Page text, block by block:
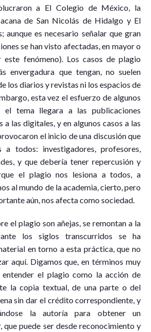
a El Colegio de México, la
de San Nicolás de Hidalgo y El
aunque es necesario señalar que gran
se han visto afectadas, en mayor o
este fenómeno). Los casos de plagio
envergadura que tengan, no suelen
los diarios y revistas ni los espacios de
esta vez el esfuerzo de algunos
el tema llegara a las publicaciones
a las digitales, y en algunos casos a las
el inicio de una discusión que
a todos: investigadores, profesores,
y que debería tener repercusión y
el plagio nos lesiona a todos, a
al mundo de la academia, cierto, pero
aún, nos afecta como sociedad.
el plagio son añejas, se remontan a la
los siglos transcurridos se ha
en torno a esta práctica, que no
aquí. Digamos que, en términos muy
entender el plagio como la acción de
la copia textual, de una parte o del
sin dar el crédito correspondiente, y
la autoría para obtener un
puede ser desde reconocimiento y